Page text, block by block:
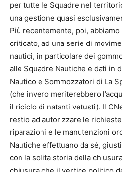
per tutte le Squadre nel
una gestione quasi
Più recentemente, poi,
criticato, ad una serie di
nautici, in particolare dei
alle Squadre Nautiche e dati in
Nautico e Sommozzatori di La
(che invero meriterebbero
il riciclo di natanti vetusti). Il
restio ad autorizzare le
riparazioni e le manutenzioni
Nautiche effettuano da sé,
con la solita storia della